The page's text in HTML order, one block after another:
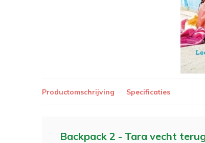
Productomschrijving Specificaties
Backpack 2 - Tara vecht